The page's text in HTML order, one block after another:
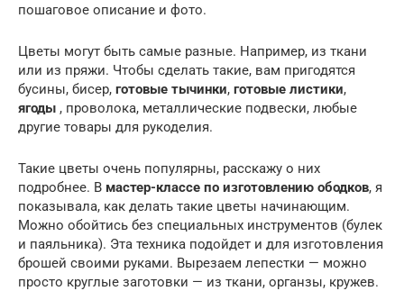
пошаговое описание и фото.
Цветы могут быть самые разные. Например, из ткани
или из пряжи. Чтобы сделать такие, вам пригодятся
бусины, бисер, готовые тычинки, готовые листики,
ягоды , проволока, металлические подвески, любые
другие товары для рукоделия.
Такие цветы очень популярны, расскажу о них
подробнее. В мастер-классе по изготовлению ободков, я
показывала, как делать такие цветы начинающим.
Можно обойтись без специальных инструментов (булек
и паяльника). Эта техника подойдет и для изготовления
брошей своими руками. Вырезаем лепестки — можно
просто круглые заготовки — из ткани, органзы, кружев.